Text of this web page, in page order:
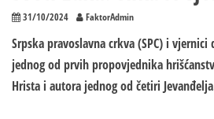
31/10/2024 FaktorAdmin
Srpska pravoslavna crkva (SPC) i vjernici
jednog od prvih propovjednika
Hrista i autora jednog od četiri